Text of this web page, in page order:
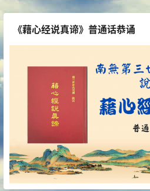
《藉心经说真谛》普通话恭诵